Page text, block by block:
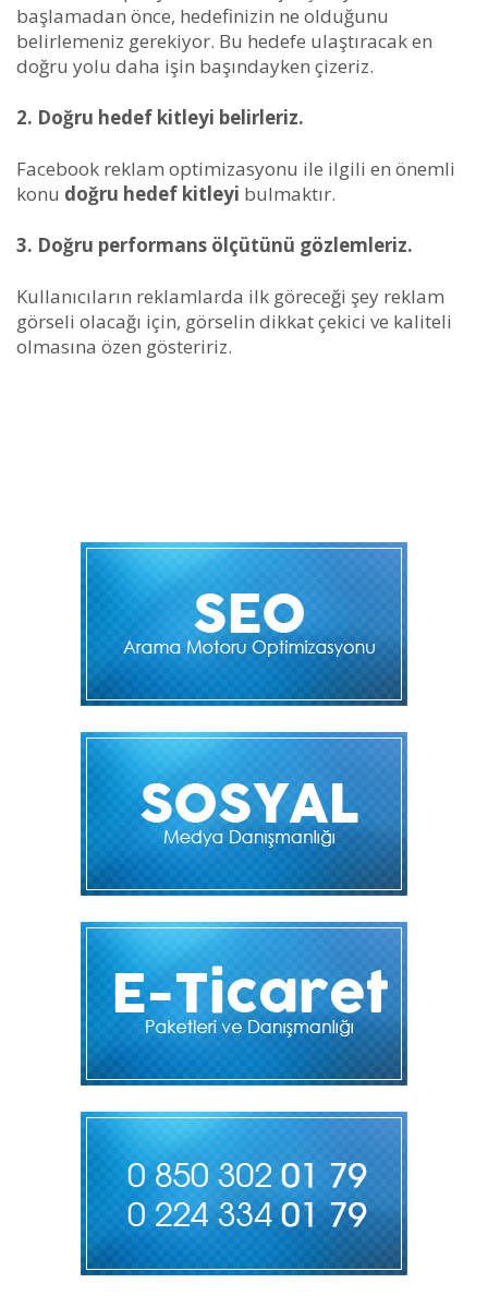
başlamadan önce, hedefinizin ne olduğunu
belirlemeniz gerekiyor. Bu hedefe ulaştıracak en
doğru yolu daha işin başındayken çizeriz.
2. Doğru hedef kitleyi belirleriz.
Facebook reklam optimizasyonu ile ilgili en önemli
konu doğru hedef kitleyi bulmaktır.
3. Doğru performans ölçütünü gözlemleriz.
Kullanıcıların reklamlarda ilk göreceği şey reklam
görseli olacağı için, görselin dikkat çekici ve kaliteli
olmasına özen gösteririz.